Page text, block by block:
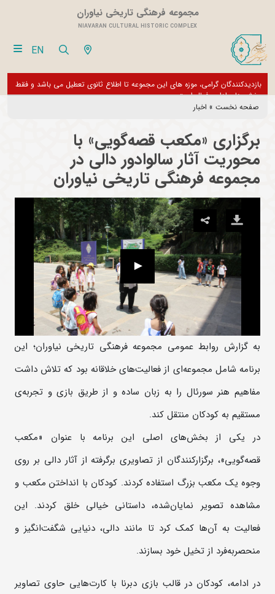
مجموعه فرهنگی تاریخی نیاوران
NIAVARAN CULTURAL HISTORIC COMPLEX
EN
بازدیدکنندگان گرامی، موزه های این مجموعه تا اطلاع ثانوی تعطیل می باشد و فقط
بخش های اداری فعال است
صفحه نخست » اخبار
برگزاری «مکعب قصه‌گویی» با
محوریت آثار سالوادور دالی در
مجموعه فرهنگی تاریخی نیاوران
به گزارش روابط عمومی مجموعه فرهنگی تاریخی نیاوران؛ این
برنامه شامل مجموعه‌ای از فعالیت‌های خلاقانه بود که تلاش داشت
مفاهیم هنر سورئال را به زبان ساده و از طریق بازی و تجربه‌ی
مستقیم به کودکان منتقل کند.
در یکی از بخش‌های اصلی این برنامه با عنوان «مکعب
قصه‌گویی»، برگزارکنندگان از تصاویری برگرفته از آثار دالی بر روی
وجوه یک مکعب بزرگ استفاده کردند. کودکان با انداختن مکعب و
مشاهده تصویر نمایان‌شده، داستانی خیالی خلق ‌کردند. این
فعالیت به آن‌ها کمک ‌کرد تا مانند دالی، دنیایی شگفت‌انگیز و
منحصربه‌فرد از تخیل خود بسازند.
در ادامه، کودکان در قالب بازی دبرنا با کارت‌هایی حاوی تصاویر